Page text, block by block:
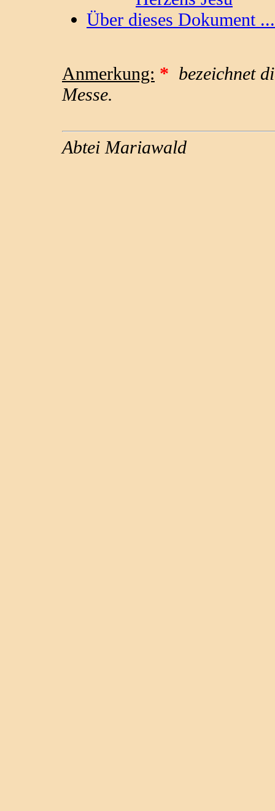
Über dieses Dokument ...
Anmerkung: * bezeichnet
Messe.
Abtei Mariawald